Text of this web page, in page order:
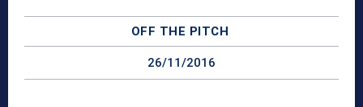
OFF THE PITCH
26/11/2016